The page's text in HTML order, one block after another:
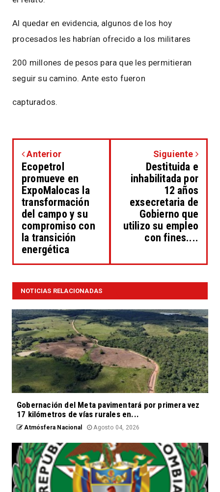
Al quedar en evidencia, algunos de los hoy
procesados les habrían ofrecido a los militares
200 millones de pesos para que les permitieran
seguir su camino. Ante esto fueron
capturados.
Anterior
Ecopetrol
promueve en
ExpoMalocas la
transformación
del campo y su
compromiso con
la transición
energética
Siguiente
Destituida e
inhabilitada por
12 años
exsecretaria de
Gobierno que
utilizo su empleo
con fines....
NOTICIAS RELACIONADAS
Gobernación del Meta pavimentará por primera vez
17 kilómetros de vías rurales en...
Atmósfera Nacional Agosto 04, 2026